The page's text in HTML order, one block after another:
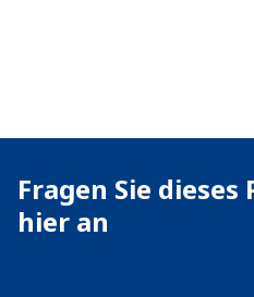
Fragen Sie
hier an